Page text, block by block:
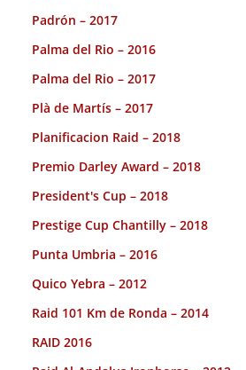
Padrón – 2017
Palma del Rio – 2016
Palma del Rio – 2017
Plà de Martís – 2017
Planificacion Raid – 2018
Premio Darley Award – 2018
President's Cup – 2018
Prestige Cup Chantilly – 2018
Punta Umbria – 2016
Quico Yebra – 2012
Raid 101 Km de Ronda – 2014
RAID 2016